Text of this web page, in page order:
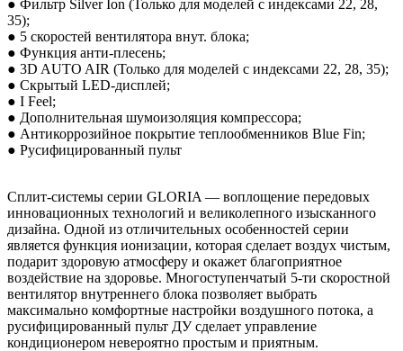
● Фильтр Silver Ion (Только для моделей с индексами 22, 28,
35);
● 5 скоростей вентилятора внут. блока;
● Функция анти-плесень;
● 3D AUTO AIR (Только для моделей с индексами 22, 28, 35);
● Скрытый LED-дисплей;
● I Feel;
● Дополнительная шумоизоляция компрессора;
● Антикоррозийное покрытие теплообменников Blue Fin;
● Русифицированный пульт
Сплит-системы серии GLORIA — воплощение передовых
инновационных технологий и великолепного изысканного
дизайна. Одной из отличительных особенностей серии
является функция ионизации, которая сделает воздух чистым,
подарит здоровую атмосферу и окажет благоприятное
воздействие на здоровье. Многоступенчатый 5-ти скоростной
вентилятор внутреннего блока позволяет выбрать
максимально комфортные настройки воздушного потока, а
русифицированный пульт ДУ сделает управление
кондиционером невероятно простым и приятным.